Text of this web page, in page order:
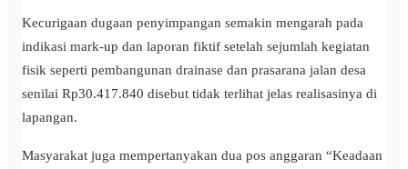
Kecurigaan dugaan penyimpangan semakin mengarah pada
indikasi mark-up dan laporan fiktif setelah sejumlah kegiatan
fisik seperti pembangunan drainase dan prasarana jalan desa
senilai Rp30.417.840 disebut tidak terlihat jelas realisasinya di
lapangan.
Masyarakat juga mempertanyakan dua pos anggaran “Keadaan